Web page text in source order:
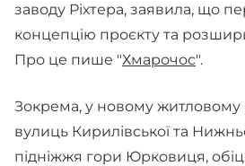
заводу Ріхтера, заявила, що
концепцію проєкту та
Про це пише "Хмарочос".
Зокрема, у новому житловому
вулиць Кирилівської та
підніжжя гори Юрковиця,